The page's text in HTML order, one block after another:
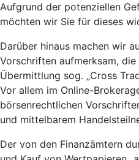
Aufgrund der potenziellen
möchten wir Sie für dieses
Darüber hinaus machen wir
Vorschriften aufmerksam,
Übermittlung sog. „Cross
Vor allem im Online-
börsenrechtlichen
und mittelbarem
Der von den Finanzämtern